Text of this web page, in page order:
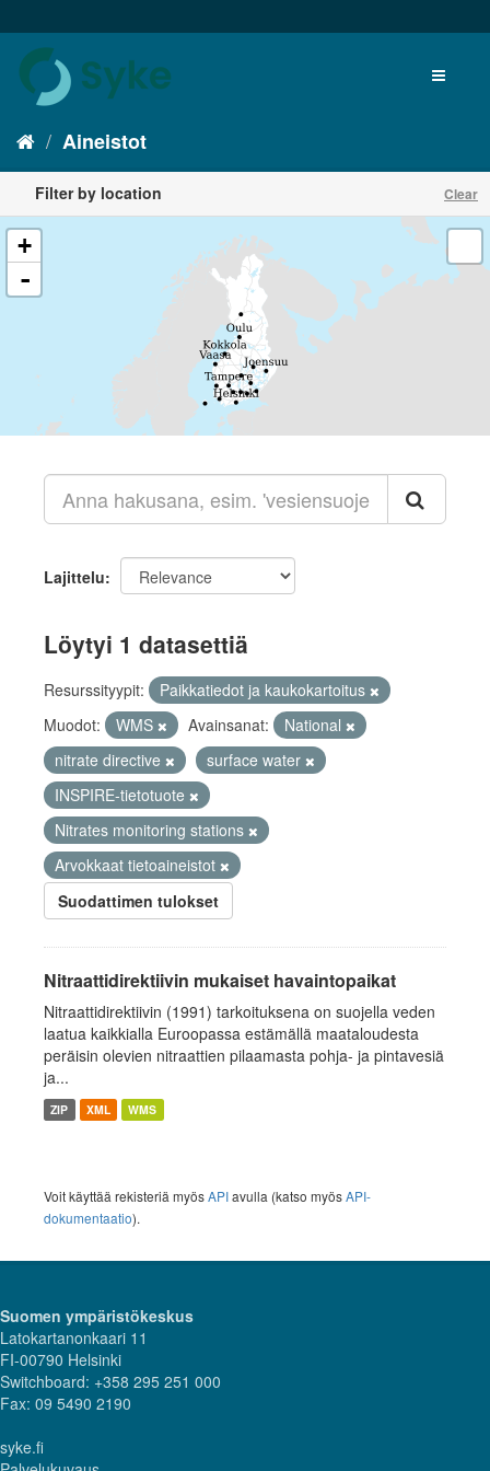
Aineistot
Filter by location Clear
+
-
Lajittelu
Löytyi 1 datasettiä
Resurssityypit:
Paikkatiedot ja kaukokartoitus
Muodot:
WMS Avainsanat:
National
nitrate directive
surface water
INSPIRE-tietotuote
Nitrates monitoring stations
Arvokkaat tietoaineistot
Suodattimen tulokset
Nitraattidirektiivin mukaiset havaintopaikat
Nitraattidirektiivin (1991) tarkoituksena on suojella veden
laatua kaikkialla Euroopassa estämällä maataloudesta
peräisin olevien nitraattien pilaamasta pohja- ja pintavesiä
ja...
ZIP XML WMS
Voit käyttää rekisteriä myösAPIavulla (katso myösAPI-
dokumentaatio).
Suomen ympäristökeskus
Latokartanonkaari 11
FI-00790 Helsinki
Switchboard: +358 295 251 000
Fax: 09 5490 2190
syke.fi